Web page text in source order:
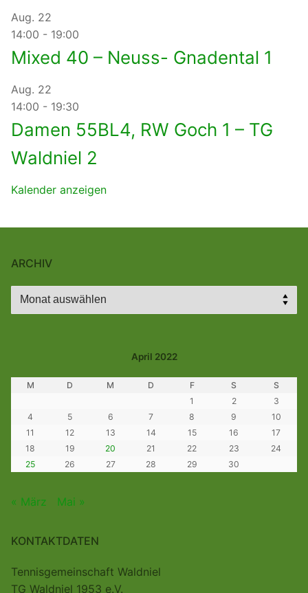
Aug. 22
14:00 - 19:00
Mixed 40 – Neuss- Gnadental 1
Aug. 22
14:00 - 19:30
Damen 55BL4, RW Goch 1 – TG
Waldniel 2
Kalender anzeigen
ARCHIV
Archiv
April 2022
M D M D F S
S
1
2
3
4
5 6 7 8 9
10
11
12 13 14 15 16
17
18
19 20 21 22 23
24
25
26 27 28 29 30
« März Mai »
KONTAKTDATEN
Tennisgemeinschaft Waldniel
TG Waldniel 1953 e.V.